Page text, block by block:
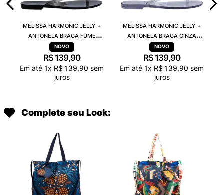
MELISSA HARMONIC JELLY +
ANTONELA BRAGA FUME
TRANSPARENTE 38263
R$ 139,90
Em até 1x R$ 139,90 sem
juros
MELISSA HARMONIC JELLY +
ANTONELA BRAGA CINZA
TRANSPARENTE 38263
R$ 139,90
Em até 1x R$ 139,90 sem
juros
Complete seu Look: